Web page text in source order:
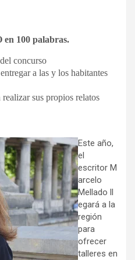
en 100 palabras.
concurso
a las y los habitantes
sus propios relatos
Este año,
el
escritor M
arcelo
Mellado ll
egará a la
región
para
ofrecer
talleres en